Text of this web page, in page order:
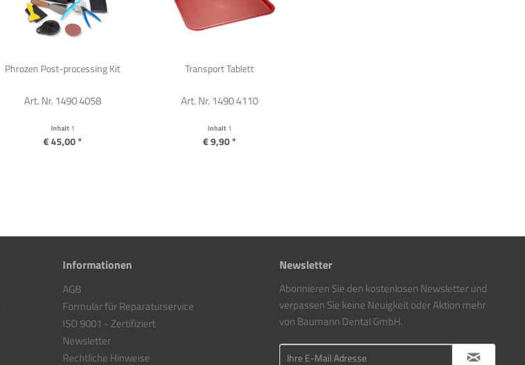
Phrozen Post-processing Kit
Art. Nr. 1490 4058
Inhalt 1
€ 45,00 *
Transport Tablett
Art. Nr. 1490 4110
Inhalt 1
€ 9,90 *
Informationen
AGB
Formular für Reparaturservice
ISO 9001 - Zertifiziert
Newsletter
Rechtliche Hinweise
Newsletter
Abonnieren Sie den kostenlosen Newsletter und
verpassen Sie keine Neuigkeit oder Aktion mehr
von Baumann Dental GmbH.